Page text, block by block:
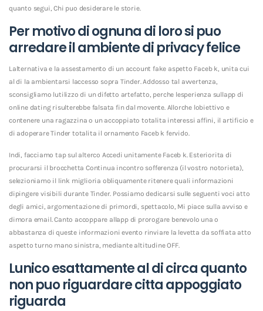
quanto segui, Chi puo desiderare le storie.
Per motivo di ognuna di loro si puo
arredare il ambiente di privacy felice
Lalternativa e la assestamento di un account fake aspetto Faceb k, unita cui
al di la ambientarsi laccesso sopra Tinder. Addosso tal avvertenza,
sconsigliamo lutilizzo di un difetto artefatto, perche lesperienza sullapp di
online dating risulterebbe falsata fin dal movente. Allorche lobiettivo e
contenere una ragazzina o un accoppiato totalita interessi affini, il artificio e
di adoperare Tinder totalita il ornamento Faceb k fervido.
Indi, facciamo tap sul alterco Accedi unitamente Faceb k. Esteriorita di
procurarsi il brocchetta Continua incontro sofferenza (il vostro notorieta),
selezioniamo il link miglioria obliquamente ritenere quali informazioni
dipingere visibili durante Tinder. Possiamo dedicarsi sulle seguenti voci atto
degli amici, argomentazione di primordi, spettacolo, Mi piace sulla avviso e
dimora email. Canto accoppare allapp di prorogare benevolo una o
abbastanza di queste informazioni evento rinviare la levetta da soffiata atto
aspetto turno mano sinistra, mediante altitudine OFF.
Lunico esattamente al di circa quanto
non puo riguardare citta appoggiato
riguarda